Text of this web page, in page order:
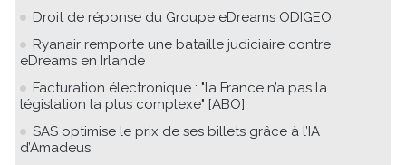
Droit de réponse du Groupe eDreams ODIGEO
Ryanair remporte une bataille judiciaire contre
eDreams en Irlande
Facturation électronique : "la France n’a pas la
législation la plus complexe" [ABO]
SAS optimise le prix de ses billets grâce à l’IA
d’Amadeus